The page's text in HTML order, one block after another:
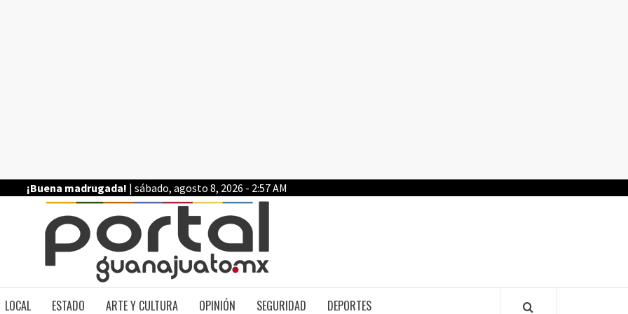
¡Buena madrugada! | sábado, agosto 8, 2026 - 2:57 AM
LOCAL ESTADO ARTE Y CULTURA OPINIÓN SEGURIDAD DEPORTES